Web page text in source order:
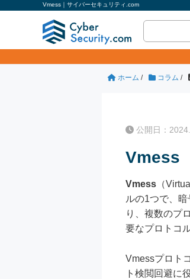
Vmess｜サイバーセキュリティ.com
ホーム / コラム /
公開日：
Vmess
Vmess （
ルの1つで、
り、複数のプ
要なプロトコ
Vmessプロト
ト検閲回避に